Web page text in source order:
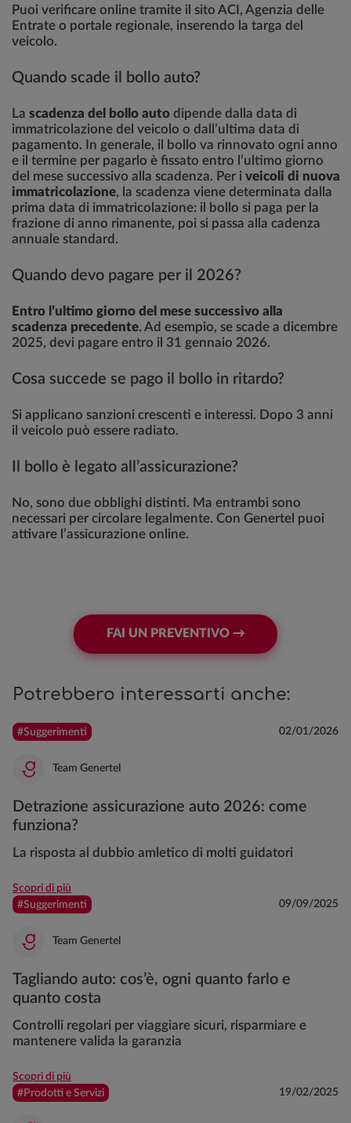
Puoi verificare online tramite il sito ACI, Agenzia delle
Entrate o portale regionale, inserendo la targa del
veicolo.
Quando scade il bollo auto?
La scadenza del bollo auto dipende dalla data di
immatricolazione del veicolo o dall’ultima data di
pagamento. In generale, il bollo va rinnovato ogni anno
e il termine per pagarlo è fissato entro l’ultimo giorno
del mese successivo alla scadenza. Per i veicoli di nuova
immatricolazione, la scadenza viene determinata dalla
prima data di immatricolazione: il bollo si paga per la
frazione di anno rimanente, poi si passa alla cadenza
annuale standard.
Quando devo pagare per il 2026?
Entro l’ultimo giorno del mese successivo alla
scadenza precedente. Ad esempio, se scade a dicembre
2025, devi pagare entro il 31 gennaio 2026.
Cosa succede se pago il bollo in ritardo?
Si applicano sanzioni crescenti e interessi. Dopo 3 anni
il veicolo può essere radiato.
Il bollo è legato all’assicurazione?
No, sono due obblighi distinti. Ma entrambi sono
necessari per circolare legalmente. Con Genertel puoi
attivare l’assicurazione online.
FAI UN PREVENTIVO →
Potrebbero interessarti anche:
#Suggerimenti 02/01/2026
Team Genertel
Detrazione assicurazione auto 2026: come
funziona?
La risposta al dubbio amletico di molti guidatori
Scopri di più
#Suggerimenti
09/09/2025
Team Genertel
Tagliando auto: cos’è, ogni quanto farlo e
quanto costa
Controlli regolari per viaggiare sicuri, risparmiare e
mantenere valida la garanzia
Scopri di più
#Prodotti e Servizi
19/02/2025